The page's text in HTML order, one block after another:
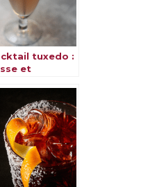
tuxedo :
et